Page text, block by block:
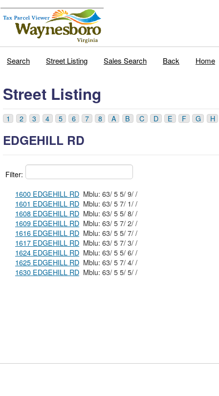
Search Street Listing Sales Search Back Home
Street Listing
1 2 3 4 5 6 7 8 A B C D E F G H
EDGEHILL RD
Filter:
1600 EDGEHILL RD
Mblu: 63/ 5 5/ 9/ /
1601 EDGEHILL RD
Mblu: 63/ 5 7/ 1/ /
1608 EDGEHILL RD
Mblu: 63/ 5 5/ 8/ /
1609 EDGEHILL RD
Mblu: 63/ 5 7/ 2/ /
1616 EDGEHILL RD
Mblu: 63/ 5 5/ 7/ /
1617 EDGEHILL RD
Mblu: 63/ 5 7/ 3/ /
1624 EDGEHILL RD
Mblu: 63/ 5 5/ 6/ /
1625 EDGEHILL RD
Mblu: 63/ 5 7/ 4/ /
1630 EDGEHILL RD
Mblu: 63/ 5 5/ 5/ /